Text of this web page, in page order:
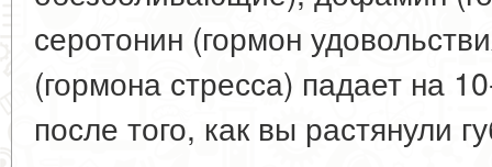
серотонин (гормон
(гормона стресса) падает на
после того, как вы растянули